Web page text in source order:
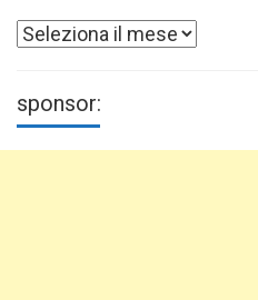
Archivi
sponsor: